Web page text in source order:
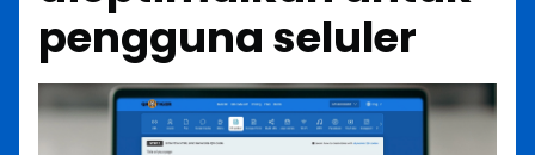
pengguna seluler